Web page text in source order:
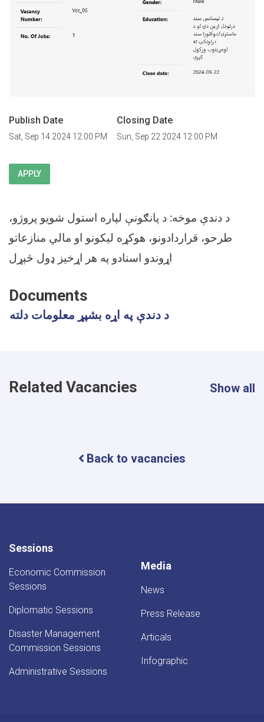
Publish Date
Sat, Sep 14 2024 12:00 PM
Closing Date
Sun, Sep 22 2024 12:00 PM
APPLY
د دندې موخه: د پانګونې لپاره استول شویو پروژو،
طرحو، قراردادونو، هوکړه لیکونو او مالي منازعاتو
اړوندو اسنادو په هر اړخیز ډول څېړل
Documents
د دندې په اړه بشپړ معلومات دلته
Related Vacancies Show all
Back to vacancies
Sessions
Economic Commission
Sessions
Diplomatic Sessions
Disaster Management
Commission Sessions
Administrative Sessions
Media
News
Press Release
Articals
Infographic